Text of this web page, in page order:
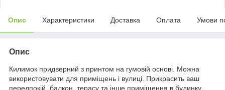
Опис Характеристики Доставка Оплата Умови
Опис
Килимок придверний з принтом на гумовій основі. Можна
використовувати для приміщень і вулиці. Прикрасить ваш
передпокій, балкон, терасу та інше приміщення в будинку.